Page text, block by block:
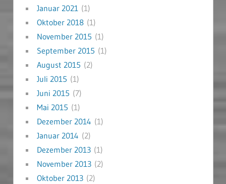
Januar 2021(1)
Oktober 2018(1)
November 2015 (1)
September 2015 (1)
August 2015 (2)
Juli 2015 (1)
Juni 2015 (7)
Mai 2015 (1)
Dezember 2014 (1)
Januar 2014 (2)
Dezember 2013(1)
November 2013(2)
Oktober 2013(2)